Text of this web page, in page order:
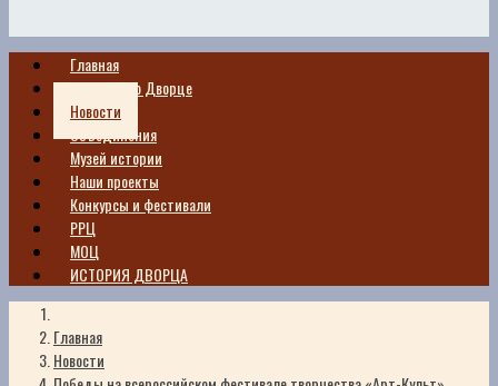
Главная
Сведения о Дворце
Новости
Объединения
Музей истории
Наши проекты
Конкурсы и фестивали
РРЦ
МОЦ
ИСТОРИЯ ДВОРЦА
Главная
Новости